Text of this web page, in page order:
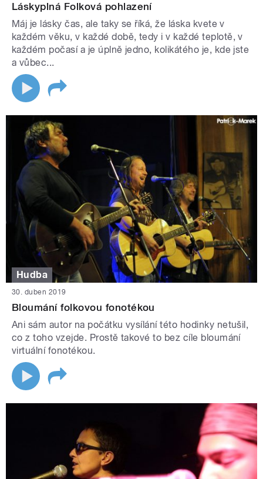
Láskyplná Folková pohlazení
Máj je lásky čas, ale taky se říká, že láska kvete v
každém věku, v každé době, tedy i v každé teplotě, v
každém počasí a je úplně jedno, kolikátého je, kde jste
a vůbec...
Hudba
30. duben 2019
Bloumání folkovou fonotékou
Ani sám autor na počátku vysílání této hodinky netušil,
co z toho vzejde. Prostě takové to bez cíle bloumání
virtuální fonotékou.